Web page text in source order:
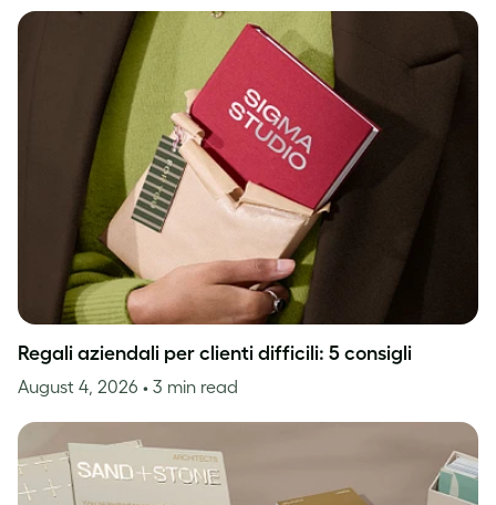
Regali aziendali per clienti difficili: 5 consigli
August 4, 2026 • 3 min read